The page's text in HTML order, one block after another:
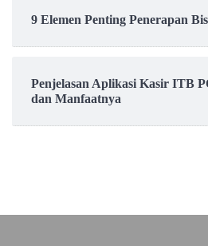
9 Elemen Penting Penerapan
Penjelasan Aplikasi Kasir ITB
dan Manfaatnya